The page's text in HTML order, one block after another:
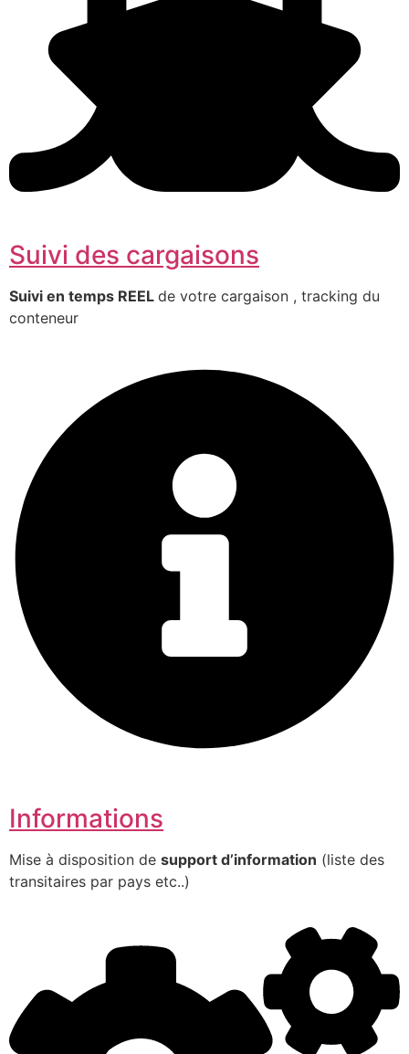
Suivi des cargaisons
Suivi en temps REEL de votre cargaison , tracking du
conteneur
Informations
Mise à disposition de support d’information (liste des
transitaires par pays etc..)